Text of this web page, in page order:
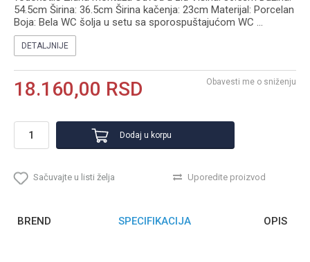
54.5cm Širina: 36.5cm Širina kačenja: 23cm Materijal: Porcelan
Boja: Bela WC šolja u setu sa sporospuštajućom WC ...
DETALJNIJE
18.160,00 RSD Obavesti me o sniženju
Dodaj u korpu
Sačuvajte u listi želja Uporedite proizvod
BREND SPECIFIKACIJA OPIS